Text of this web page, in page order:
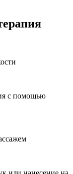
с помощью